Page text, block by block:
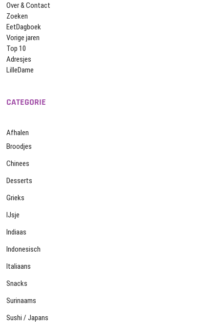
Over & Contact
Zoeken
EetDagboek
Vorige jaren
Top 10
Adresjes
LilleDame
CATEGORIE
Afhalen
Broodjes
Chinees
Desserts
Grieks
IJsje
Indiaas
Indonesisch
Italiaans
Snacks
Surinaams
Sushi / Japans